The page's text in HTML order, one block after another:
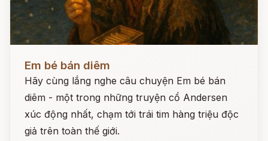
Em bé bán diêm
Hãy cùng lắng nghe câu chuyện Em bé bán
diêm - một trong những truyện cổ Andersen
xúc động nhất, chạm tới trái tim hàng triệu độc
giả trên toàn thế giới.